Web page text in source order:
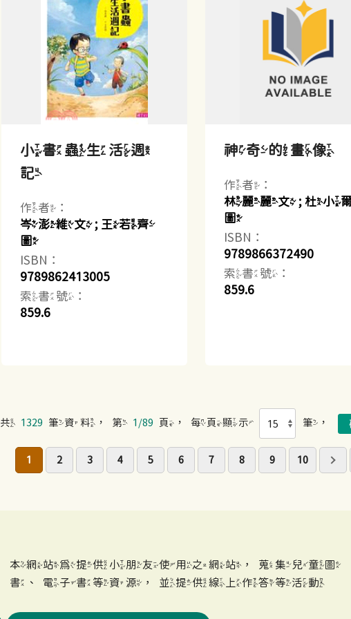
小書蟲生活週
記
作者：
岑澎維文 ; 王若齊
圖
ISBN：
9789862413005
索書號：
859.6
神奇的畫像
作者：
林麗麗文 ; 杜小
圖
ISBN：
9789866372490
索書號：
859.6
共 1329 筆資料，第 1/89 頁，每頁顯示 筆，
1 2 3 4 5 6 7 8 9 10
本網站為提供小朋友使用之網站，蒐集兒童圖
書、電子書等資源，並提供線上作答等活動